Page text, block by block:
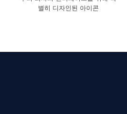
별히 디자인된 아이콘